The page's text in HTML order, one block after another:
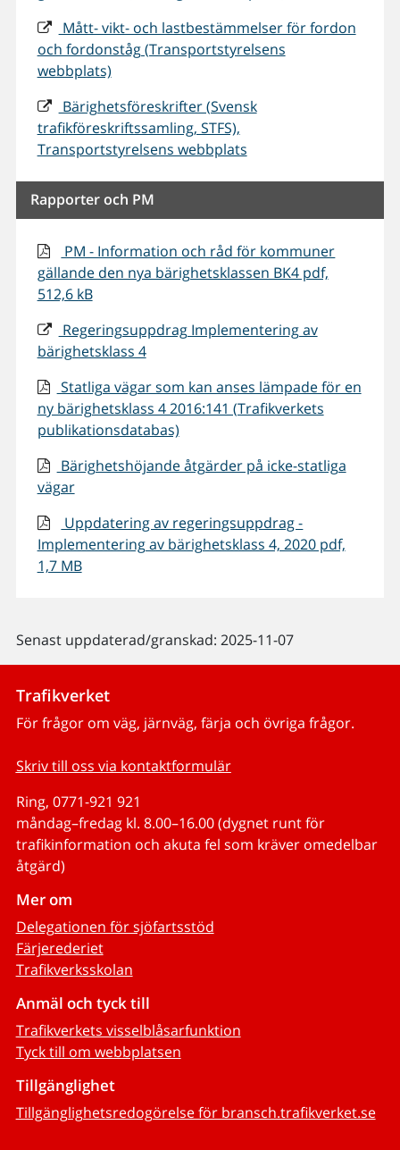
Mått- vikt- och lastbestämmelser för fordon
och fordonståg (Transportstyrelsens
webbplats)
Bärighetsföreskrifter (Svensk
trafikföreskriftssamling, STFS),
Transportstyrelsens webbplats
Rapporter och PM
PM - Information och råd för kommuner
gällande den nya bärighetsklassen BK4 pdf,
512,6 kB
Regeringsuppdrag Implementering av
bärighetsklass 4
Statliga vägar som kan anses lämpade för en
ny bärighetsklass 4 2016:141 (Trafikverkets
publikationsdatabas)
Bärighetshöjande åtgärder på icke-statliga
vägar
Uppdatering av regeringsuppdrag -
Implementering av bärighetsklass 4, 2020 pdf,
1,7 MB
Senast uppdaterad/granskad: 2025-11-07
Trafikverket
För frågor om väg, järnväg, färja och övriga frågor.
Skriv till oss via kontaktformulär
Ring, 0771-921 921
måndag–fredag kl. 8.00–16.00 (dygnet runt för
trafikinformation och akuta fel som kräver omedelbar
åtgärd)
Mer om
Delegationen för sjöfartsstöd
Färjerederiet
Trafikverksskolan
Anmäl och tyck till
Trafikverkets visselblåsarfunktion
Tyck till om webbplatsen
Tillgänglighet
Tillgänglighetsredogörelse för bransch.trafikverket.se